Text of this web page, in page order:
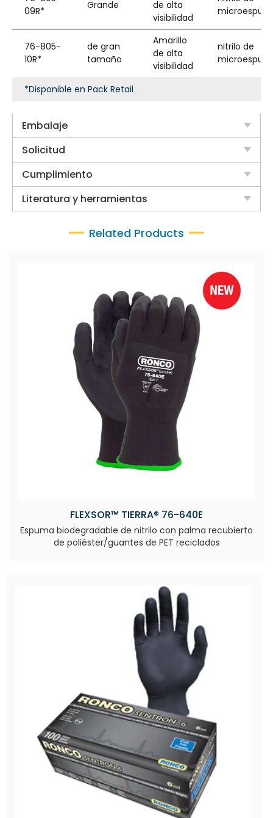
09R*
Grande
de alta
visibilidad
76-805-
10R*
de gran
tamaño
Amarillo
de alta
visibilidad
nitrilo de
*Disponible en Pack Retail
Embalaje
Solicitud
Cumplimiento
Literatura y herramientas
Related Products
FLEXSOR™ TIERRA® 76-640E
Espuma biodegradable de nitrilo con palma recubierto
de poliéster/guantes de PET reciclados